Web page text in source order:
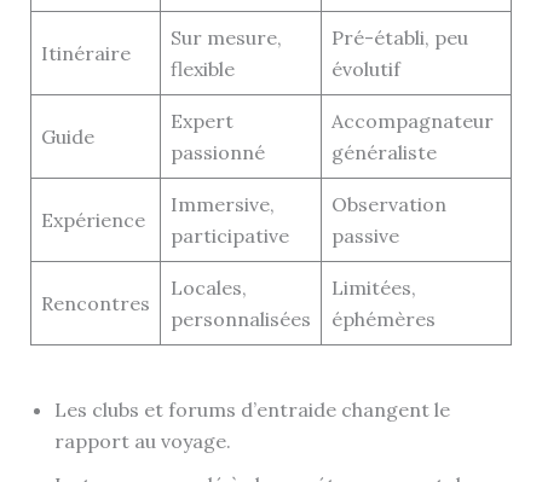
Itinéraire
Sur mesure,
flexible
Pré-établi, peu
évolutif
Guide
Expert
passionné
Accompagnateur
généraliste
Expérience
Immersive,
participative
Observation
passive
Rencontres
Locales,
personnalisées
Limitées,
éphémères
Les clubs et forums d’entraide changent le
rapport au voyage.